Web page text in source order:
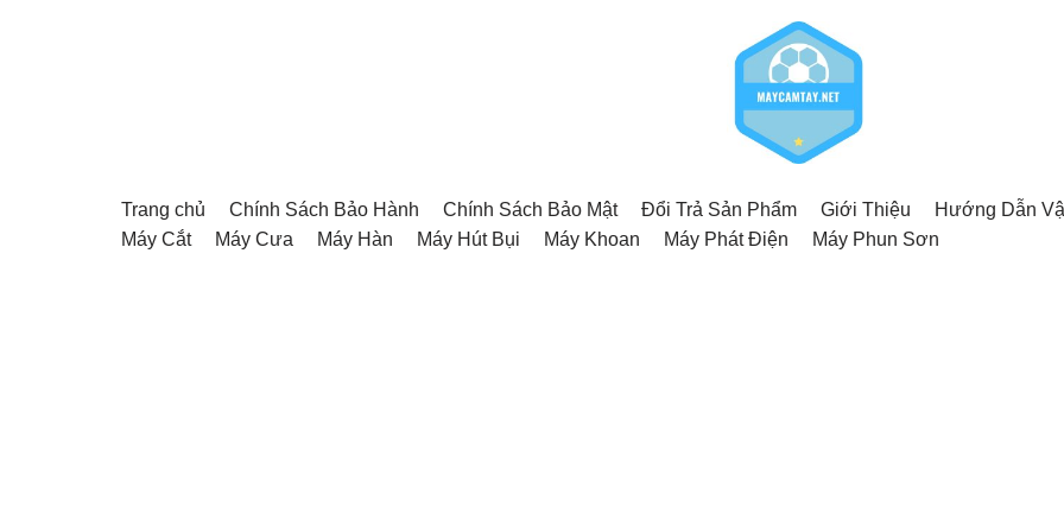
Trang chủ Chính Sách Bảo Hành Chính Sách Bảo Mật Đổi Trả Sản Phẩm Giới Thiệu Hướng Dẫn
Máy Cắt
Máy Cưa Máy Hàn Máy Hút Bụi Máy Khoan Máy Phát Điện Máy Phun Sơn